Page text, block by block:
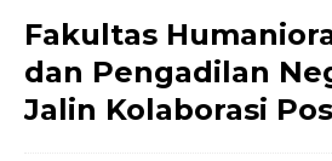
Fakultas
dan Pengadilan
Jalin Kolaborasi